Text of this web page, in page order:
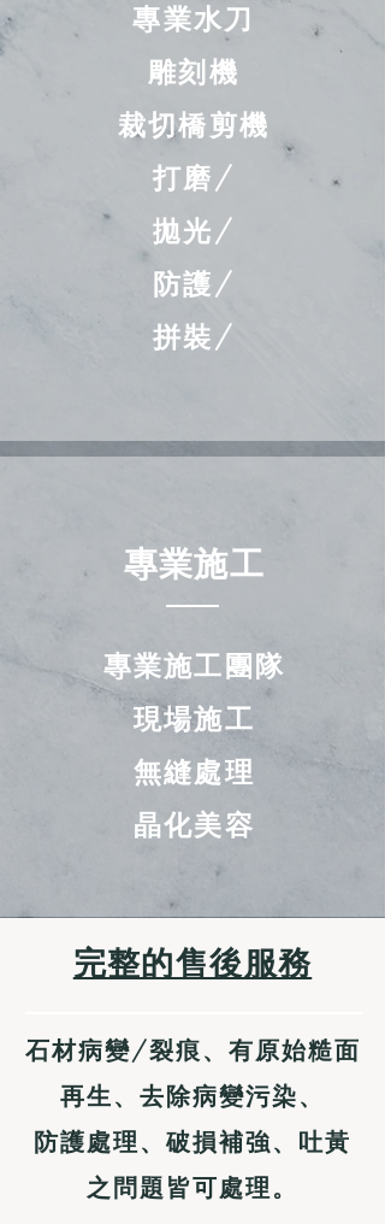
石材病變/裂痕、有原始糙面
再生、去除病變污染、
防護處理、破損補強、吐黃
之問題皆可處理。
完整的售後服務
專業水刀
雕刻機
裁切橋剪機
打磨/
拋光/
防護/
拼裝/
專業施工
專業施工團隊
現場施工
無縫處理
晶化美容